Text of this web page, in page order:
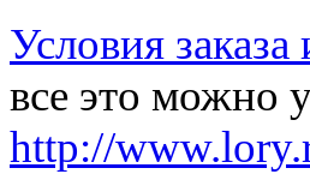
Условия заказа
все это можно
http://